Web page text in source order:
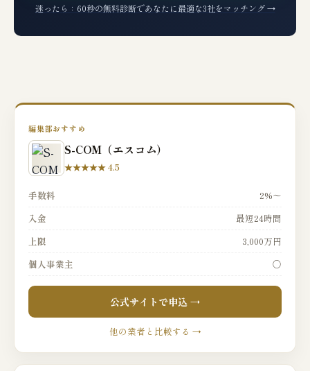
迷ったら：60秒の無料診断であなたに最適な3社をマッチング →
編集部おすすめ
S-COM（エスコム）
★★★★★ 4.5
手数料
2%〜
入金
最短24時間
上限
3,000万円
個人事業主
○
公式サイトで申込 →
他の業者と比較する →